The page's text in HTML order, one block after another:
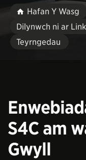
Hafan Y Wasg
Dilynwch ni ar
Teyrngedau
S4C am
Gwyll